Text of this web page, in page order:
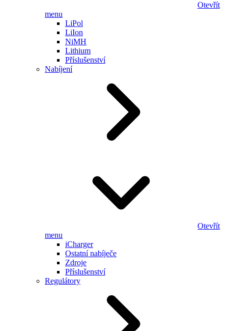
Otevřít
menu
LiPol
LiIon
NiMH
Lithium
Příslušenství
Nabíjení
Otevřít
menu
iCharger
Ostatní nabíječe
Zdroje
Příslušenství
Regulátory